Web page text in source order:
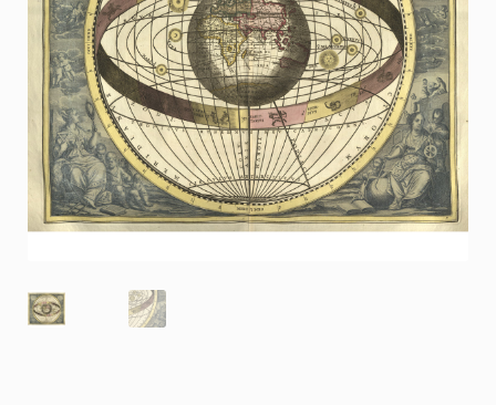
kapcsolat
Kosár
Pénztár
Rólunk
Termékeink